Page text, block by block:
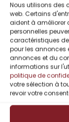
Nous utilisons des
web. Certains
aident à améliorer
personnelles
caractéristiques
pour les annonces
annonces et du
informations sur
politique de
votre sélection à
revoir votre
UP TO
-
54%